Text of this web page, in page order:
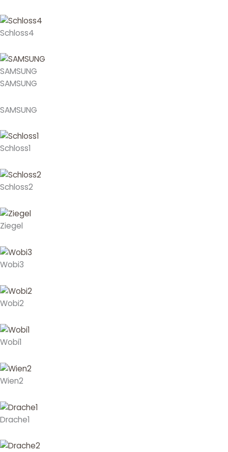
Schloss4
SAMSUNG
SAMSUNG
SAMSUNG
Schloss1
Schloss2
Ziegel
Wobi3
Wobi2
Wobi1
Wien2
Drache1